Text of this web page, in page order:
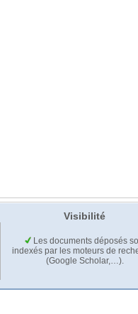
Visibilité
Les documents déposés
indexés par les moteurs de
(Google Scholar,…).